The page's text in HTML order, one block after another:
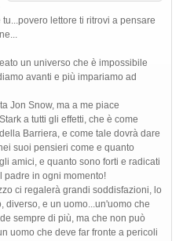
lettore ti ritrovi a pensare
un universo che è impossibile
avanti e più impariamo ad
Jon Snow, ma a me piace
a tutti gli effetti, che è come
Barriera, e come tale dovrà dare
suoi pensieri come e quanto
amici, e quanto sono forti e radicati
padre in ogni momento!
ci regalerà grandi soddisfazioni, lo
diverso, e un uomo...un'uomo che
sempre di più, ma che non può
uomo che deve far fronte a pericoli